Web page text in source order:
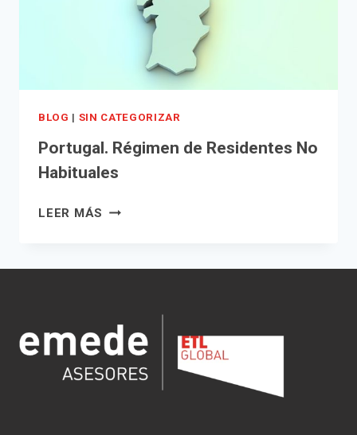
BLOG | SIN CATEGORIZAR
Portugal. Régimen de Residentes No
Habituales
LEER MÁS PORTUGAL.
RESIDENTES